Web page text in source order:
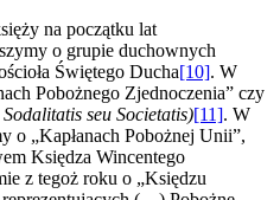
na początku lat
o grupie duchownych
Świętego Ducha[10]. W
Pobożnego Zjednoczenia” czy
seu Societatis)[11]. W
o „Kapłanach Pobożnej Unii”,
Księdza Wincentego
z tegoż roku o „Księdzu